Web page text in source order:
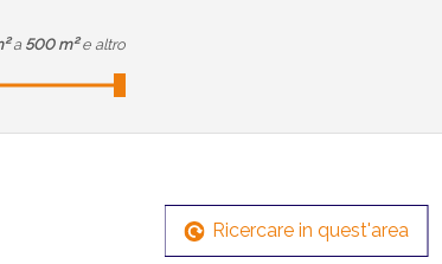
a 500 m² e altro
Ricercare in quest'area